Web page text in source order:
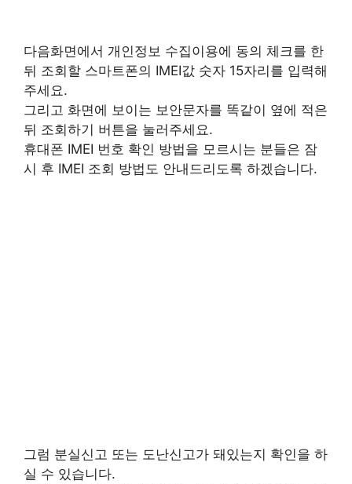
다음화면에서 개인정보 수집이용에 동의 체크를 한
뒤 조회할 스마트폰의 IMEI값 숫자 15자리를 입력해
주세요.
그리고 화면에 보이는 보안문자를 똑같이 옆에 적은
뒤 조회하기 버튼을 눌러주세요.
휴대폰 IMEI 번호 확인 방법을 모르시는 분들은 잠
시 후 IMEI 조회 방법도 안내드리도록 하겠습니다.
그럼 분실신고 또는 도난신고가 돼있는지 확인을 하
실 수 있습니다.